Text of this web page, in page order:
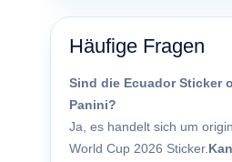
Häufige Fragen
Sind die Ecuador Sticker
Panini?
Ja, es handelt sich um
World Cup 2026 Sticker.